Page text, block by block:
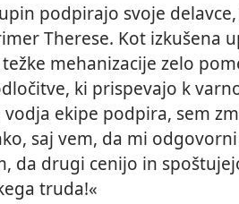
podpirajo svoje
Therese. Kot izkušena
mehanizacije zelo
ki prispevajo k
vodja ekipe podpira, sem
saj vem, da mi
da drugi cenijo in
truda!«